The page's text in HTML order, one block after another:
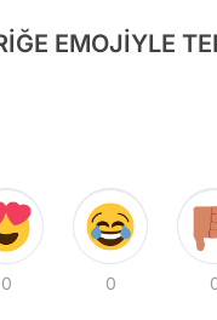
EMOJİYLE
0 0